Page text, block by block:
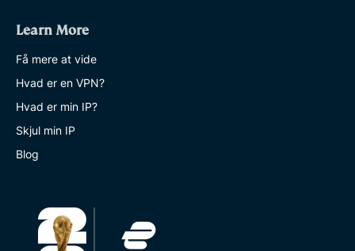
Learn More
Få mere at vide
Hvad er en VPN?
Hvad er min IP?
Skjul min IP
Blog